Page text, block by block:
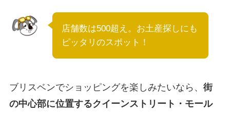
店舗数は500超え。お土産探しにも
ピッタリのスポット！
ブリスベンでショッピングを楽しみたいなら、 街
の中心部に位置するクイーンストリート・モール